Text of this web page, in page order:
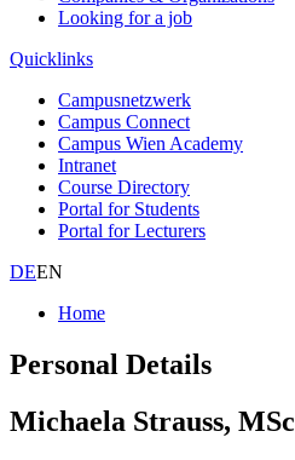
Looking for a job
Quicklinks
Campusnetzwerk
Campus Connect
Campus Wien Academy
Intranet
Course Directory
Portal for Students
Portal for Lecturers
DEEN
Home
Personal Details
Michaela Strauss, MSc